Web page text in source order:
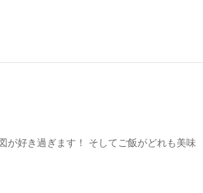
が好き過ぎます！ そしてご飯がどれも美味